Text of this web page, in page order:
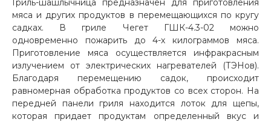
Гриль-шашлычница предназначен для приготовления
мяса и других продуктов в перемещающихся по кругу
садках. В гриле Чегет ГШК-4.3-02 можно
одновременно пожарить до 4-х килограммов мяса.
Приготовление мяса осуществляется инфракрасным
излучением от электрических нагревателей (ТЭНов).
Благодаря перемещению садок, происходит
равномерная обработка продуктов со всех сторон. На
передней панели гриля находится лоток для щепы,
которая придает продуктам определенный вкус и